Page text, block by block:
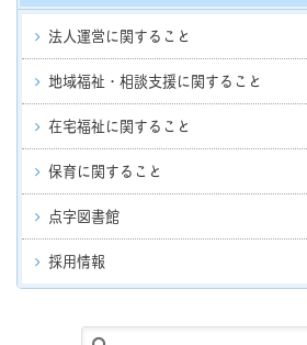
法人運営に関すること
地域福祉・相談支援に関すること
在宅福祉に関すること
保育に関すること
点字図書館
採用情報